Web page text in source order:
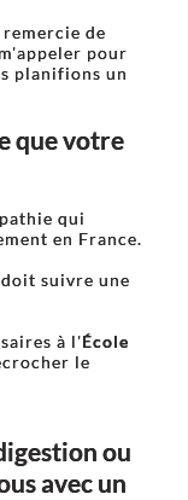
remercie de
pour
planifions un
que votre
qui
en France.
suivre une
à l'École
le
ou
avec un